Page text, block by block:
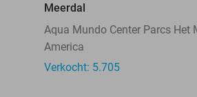
Meerdal
Aqua Mundo Center Parcs Het
America
Verkocht: 5.705